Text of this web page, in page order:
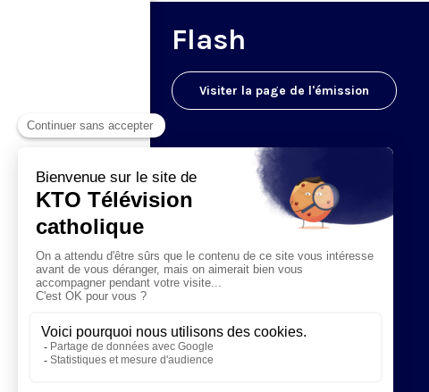
Flash
Visiter la page de l'émission